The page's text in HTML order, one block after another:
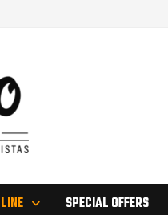
SPECIAL OFFERS